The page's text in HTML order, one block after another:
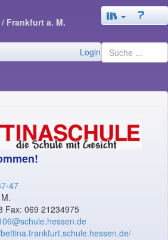
/ Frankfurt a. M.
Login
47
Fax: 069 21234975